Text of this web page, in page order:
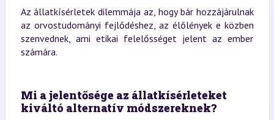
Az állatkísérletek dilemmája az, hogy bár hozzájárulnak
az orvostudományi fejlődéshez, az élőlények e közben
szenvednek, ami etikai felelősséget jelent az ember
számára.
Mi a jelentősége az állatkísérleteket
kiváltó alternatív módszereknek?